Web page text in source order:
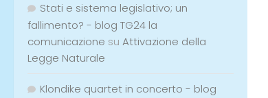
Stati e sistema legislativo; un
fallimento? - blog TG24 la
comunicazione su Attivazione della
Legge Naturale
Klondike quartet in concerto - blog